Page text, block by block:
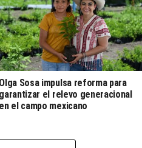
Olga Sosa impulsa reforma para
garantizar el relevo generacional
en el campo mexicano